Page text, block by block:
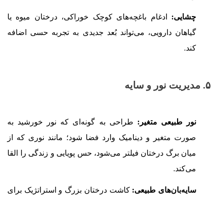
چشایی: ادغام باغچه‌های کوچک خوراکی، درختان میوه یا
گیاهان دارویی، می‌تواند بُعد جدیدی به تجربه حسی اضافه
کند.
۵. مدیریت نور و سایه
نور طبیعی متغیر: طراحی به گونه‌ای که نور خورشید به
صورت متغیر و دینامیک وارد فضا شود؛ مانند نوری که از
میان برگ درختان فیلتر می‌شود، حس پویایی و زندگی را القا
می‌کند.
سایه‌بان‌های طبیعی: کاشت درختان بزرگ و استراتژیک برای